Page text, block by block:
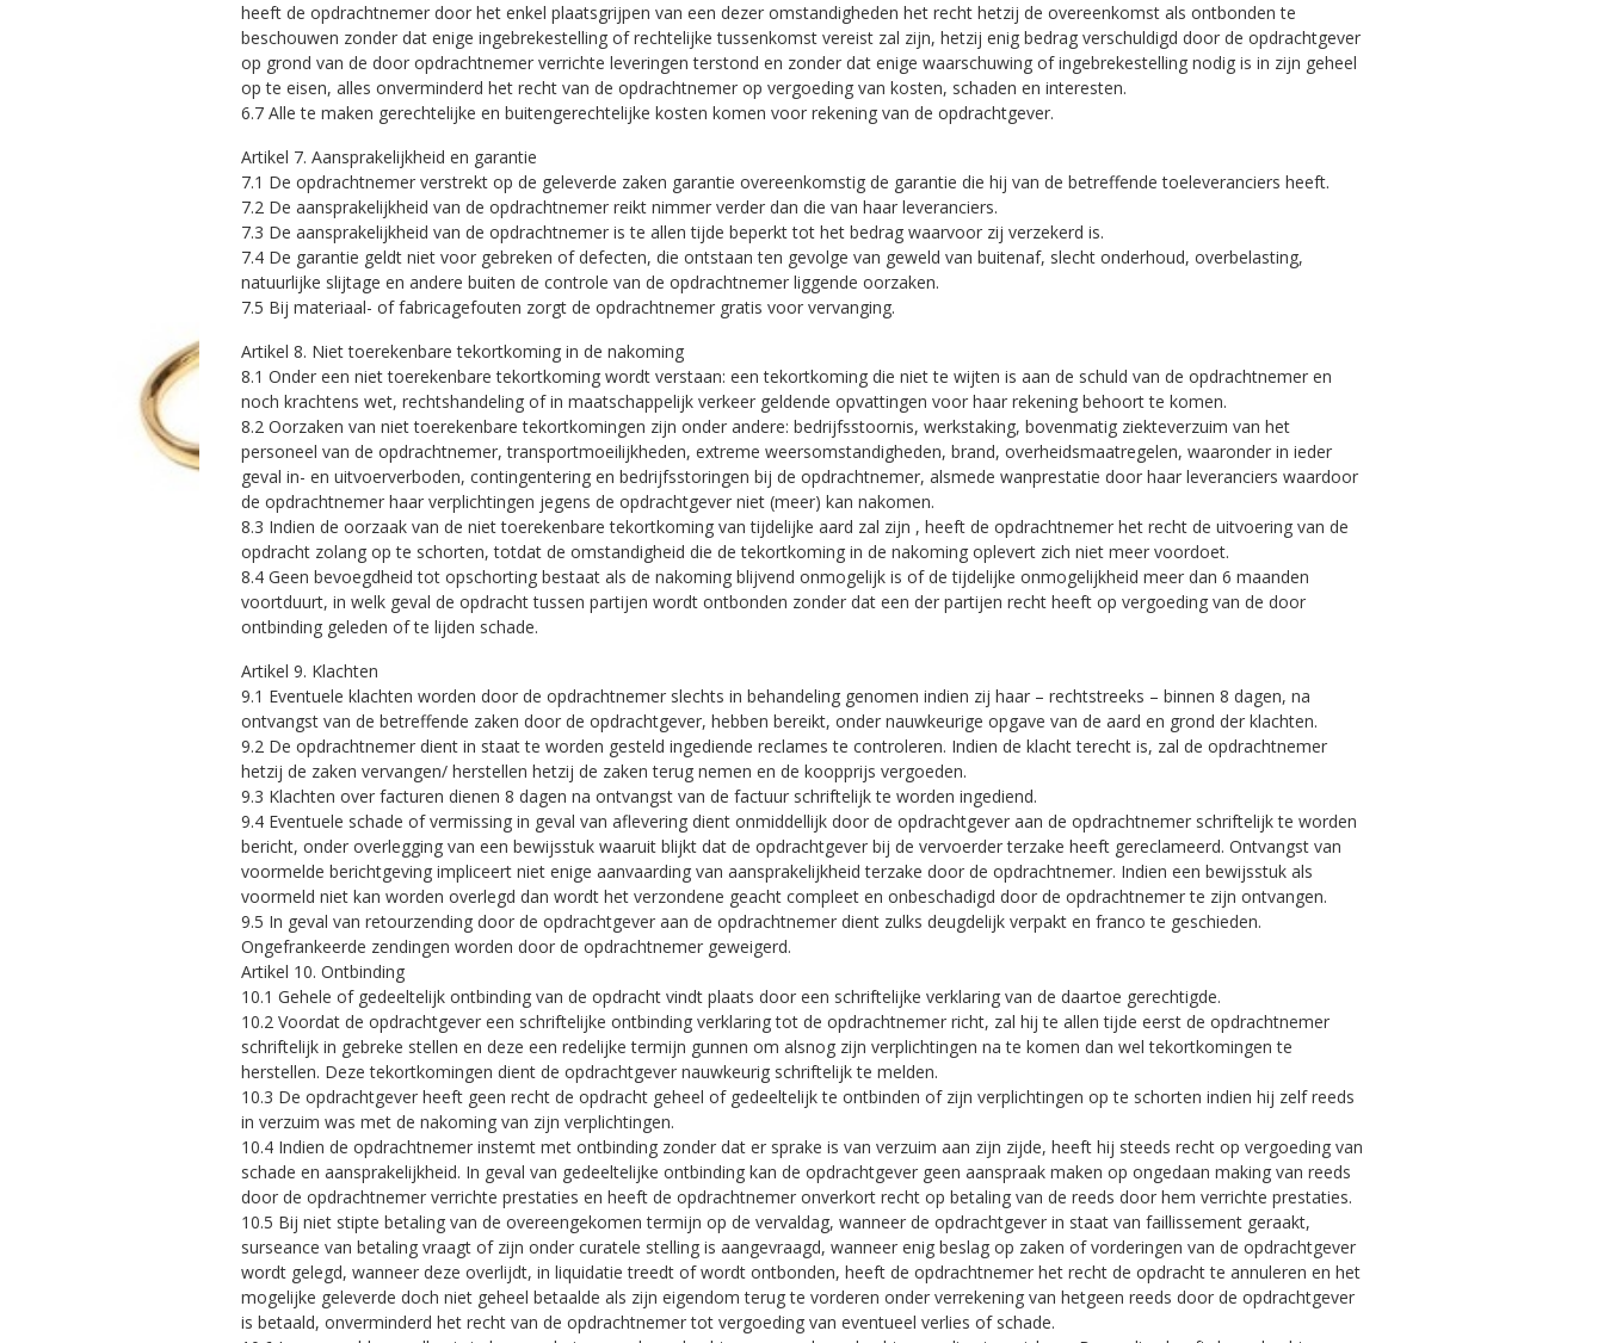
heeft de opdrachtnemer door het enkel plaatsgrijpen van een dezer omstandigheden het recht hetzij de overeenkomst als ontbonden te
beschouwen zonder dat enige ingebrekestelling of rechtelijke tussenkomst vereist zal zijn, hetzij enig bedrag verschuldigd door de opdrachtgever
op grond van de door opdrachtnemer verrichte leveringen terstond en zonder dat enige waarschuwing of ingebrekestelling nodig is in zijn geheel
op te eisen, alles onverminderd het recht van de opdrachtnemer op vergoeding van kosten, schaden en interesten.
6.7 Alle te maken gerechtelijke en buitengerechtelijke kosten komen voor rekening van de opdrachtgever.
Artikel 7. Aansprakelijkheid en garantie
7.1 De opdrachtnemer verstrekt op de geleverde zaken garantie overeenkomstig de garantie die hij van de betreffende toeleveranciers heeft.
7.2 De aansprakelijkheid van de opdrachtnemer reikt nimmer verder dan die van haar leveranciers.
7.3 De aansprakelijkheid van de opdrachtnemer is te allen tijde beperkt tot het bedrag waarvoor zij verzekerd is.
7.4 De garantie geldt niet voor gebreken of defecten, die ontstaan ten gevolge van geweld van buitenaf, slecht onderhoud, overbelasting,
natuurlijke slijtage en andere buiten de controle van de opdrachtnemer liggende oorzaken.
7.5 Bij materiaal- of fabricagefouten zorgt de opdrachtnemer gratis voor vervanging.
Artikel 8. Niet toerekenbare tekortkoming in de nakoming
8.1 Onder een niet toerekenbare tekortkoming wordt verstaan: een tekortkoming die niet te wijten is aan de schuld van de opdrachtnemer en
noch krachtens wet, rechtshandeling of in maatschappelijk verkeer geldende opvattingen voor haar rekening behoort te komen.
8.2 Oorzaken van niet toerekenbare tekortkomingen zijn onder andere: bedrijfsstoornis, werkstaking, bovenmatig ziekteverzuim van het
personeel van de opdrachtnemer, transportmoeilijkheden, extreme weersomstandigheden, brand, overheidsmaatregelen, waaronder in ieder
geval in- en uitvoerverboden, contingentering en bedrijfsstoringen bij de opdrachtnemer, alsmede wanprestatie door haar leveranciers waardoor
de opdrachtnemer haar verplichtingen jegens de opdrachtgever niet (meer) kan nakomen.
8.3 Indien de oorzaak van de niet toerekenbare tekortkoming van tijdelijke aard zal zijn , heeft de opdrachtnemer het recht de uitvoering van de
opdracht zolang op te schorten, totdat de omstandigheid die de tekortkoming in de nakoming oplevert zich niet meer voordoet.
8.4 Geen bevoegdheid tot opschorting bestaat als de nakoming blijvend onmogelijk is of de tijdelijke onmogelijkheid meer dan 6 maanden
voortduurt, in welk geval de opdracht tussen partijen wordt ontbonden zonder dat een der partijen recht heeft op vergoeding van de door
ontbinding geleden of te lijden schade.
Artikel 9. Klachten
9.1 Eventuele klachten worden door de opdrachtnemer slechts in behandeling genomen indien zij haar – rechtstreeks – binnen 8 dagen, na
ontvangst van de betreffende zaken door de opdrachtgever, hebben bereikt, onder nauwkeurige opgave van de aard en grond der klachten.
9.2 De opdrachtnemer dient in staat te worden gesteld ingediende reclames te controleren. Indien de klacht terecht is, zal de opdrachtnemer
hetzij de zaken vervangen/ herstellen hetzij de zaken terug nemen en de koopprijs vergoeden.
9.3 Klachten over facturen dienen 8 dagen na ontvangst van de factuur schriftelijk te worden ingediend.
9.4 Eventuele schade of vermissing in geval van aflevering dient onmiddellijk door de opdrachtgever aan de opdrachtnemer schriftelijk te worden
bericht, onder overlegging van een bewijsstuk waaruit blijkt dat de opdrachtgever bij de vervoerder terzake heeft gereclameerd. Ontvangst van
voormelde berichtgeving impliceert niet enige aanvaarding van aansprakelijkheid terzake door de opdrachtnemer. Indien een bewijsstuk als
voormeld niet kan worden overlegd dan wordt het verzondene geacht compleet en onbeschadigd door de opdrachtnemer te zijn ontvangen.
9.5 In geval van retourzending door de opdrachtgever aan de opdrachtnemer dient zulks deugdelijk verpakt en franco te geschieden.
Ongefrankeerde zendingen worden door de opdrachtnemer geweigerd.
Artikel 10. Ontbinding
10.1 Gehele of gedeeltelijk ontbinding van de opdracht vindt plaats door een schriftelijke verklaring van de daartoe gerechtigde.
10.2 Voordat de opdrachtgever een schriftelijke ontbinding verklaring tot de opdrachtnemer richt, zal hij te allen tijde eerst de opdrachtnemer
schriftelijk in gebreke stellen en deze een redelijke termijn gunnen om alsnog zijn verplichtingen na te komen dan wel tekortkomingen te
herstellen. Deze tekortkomingen dient de opdrachtgever nauwkeurig schriftelijk te melden.
10.3 De opdrachtgever heeft geen recht de opdracht geheel of gedeeltelijk te ontbinden of zijn verplichtingen op te schorten indien hij zelf reeds
in verzuim was met de nakoming van zijn verplichtingen.
10.4 Indien de opdrachtnemer instemt met ontbinding zonder dat er sprake is van verzuim aan zijn zijde, heeft hij steeds recht op vergoeding van
schade en aansprakelijkheid. In geval van gedeeltelijke ontbinding kan de opdrachtgever geen aanspraak maken op ongedaan making van reeds
door de opdrachtnemer verrichte prestaties en heeft de opdrachtnemer onverkort recht op betaling van de reeds door hem verrichte prestaties.
10.5 Bij niet stipte betaling van de overeengekomen termijn op de vervaldag, wanneer de opdrachtgever in staat van faillissement geraakt,
surseance van betaling vraagt of zijn onder curatele stelling is aangevraagd, wanneer enig beslag op zaken of vorderingen van de opdrachtgever
wordt gelegd, wanneer deze overlijdt, in liquidatie treedt of wordt ontbonden, heeft de opdrachtnemer het recht de opdracht te annuleren en het
mogelijke geleverde doch niet geheel betaalde als zijn eigendom terug te vorderen onder verrekening van hetgeen reeds door de opdrachtgever
is betaald, onverminderd het recht van de opdrachtnemer tot vergoeding van eventueel verlies of schade.